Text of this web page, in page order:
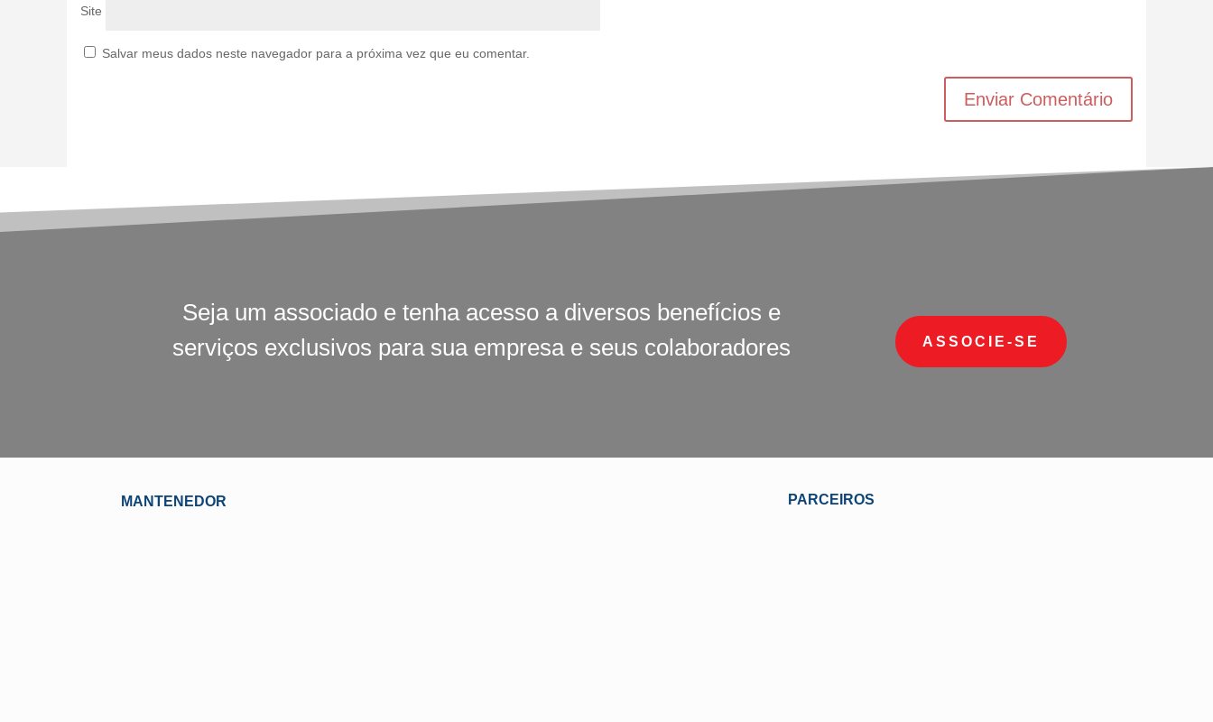
Site
Salvar meus dados neste navegador para a próxima vez que eu comentar.
Seja um associado e tenha acesso a diversos benefícios e
serviços exclusivos para sua empresa e seus colaboradores
ASSOCIE-SE
MANTENEDOR PARCEIROS